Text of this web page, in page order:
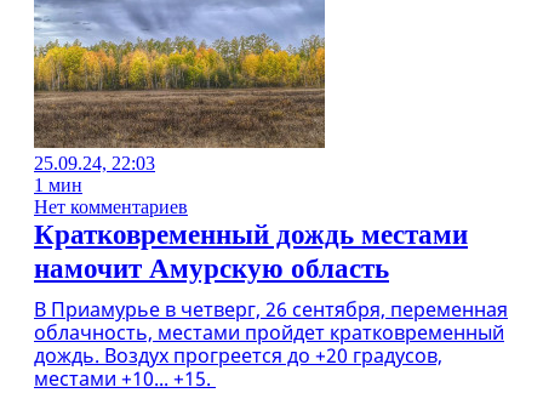
25.09.24, 22:03
1 мин
Нет комментариев
Кратковременный дождь местами
намочит Амурскую область
В Приамурье в четверг, 26 сентября, переменная
облачность, местами пройдет кратковременный
дождь. Воздух прогреется до +20 градусов,
местами +10... +15.